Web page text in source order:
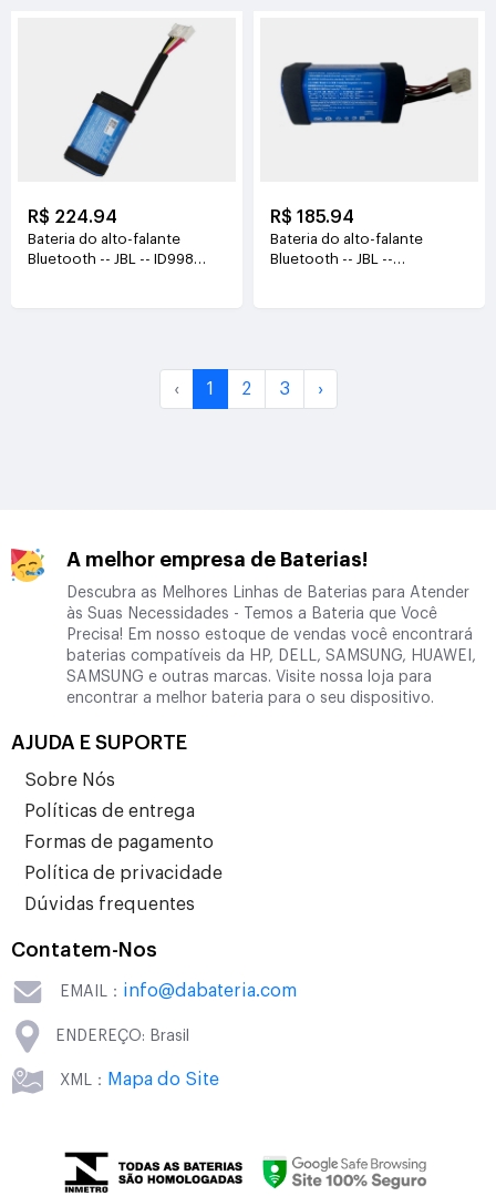
R$ 224.94
Bateria do alto-falante
Bluetooth -- JBL -- ID998
R$ 185.94
Bateria do alto-falante
Bluetooth -- JBL --
‹ 1 2 3 ›
A melhor empresa de Baterias!
Descubra as Melhores Linhas de Baterias para Atender
às Suas Necessidades - Temos a Bateria que Você
Precisa! Em nosso estoque de vendas você encontrará
baterias compatíveis da HP, DELL, SAMSUNG, HUAWEI,
SAMSUNG e outras marcas. Visite nossa loja para
encontrar a melhor bateria para o seu dispositivo.
AJUDA E SUPORTE
Sobre Nós
Políticas de entrega
Formas de pagamento
Política de privacidade
Dúvidas frequentes
Contatem-Nos
EMAIL： info@dabateria.com
ENDEREÇO: Brasil
XML： Mapa do Site